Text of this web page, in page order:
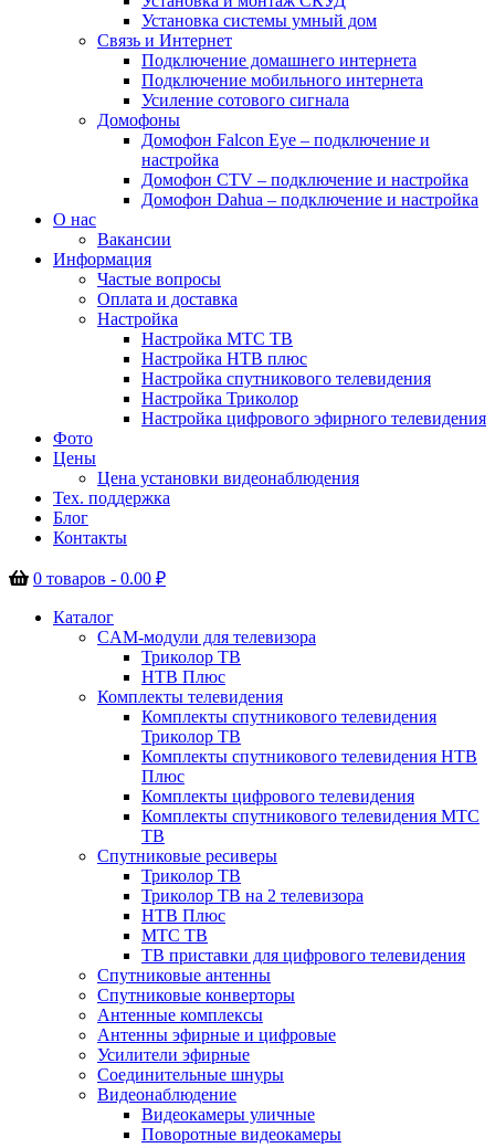
Установка системы умный дом
Связь и Интернет
Подключение домашнего интернета
Подключение мобильного интернета
Усиление сотового сигнала
Домофоны
Домофон Falcon Eye – подключение и
настройка
Домофон CTV – подключение и настройка
Домофон Dahua – подключение и настройка
О нас
Вакансии
Информация
Частые вопросы
Оплата и доставка
Настройка
Настройка МТС ТВ
Настройка НТВ плюс
Настройка спутникового телевидения
Настройка Триколор
Настройка цифрового эфирного телевидения
Фото
Цены
Цена установки видеонаблюдения
Тех. поддержка
Блог
Контакты
0 товаров - 0.00 ₽
Каталог
CAM-модули для телевизора
Триколор ТВ
НТВ Плюс
Комплекты телевидения
Комплекты спутникового телевидения
Триколор ТВ
Комплекты спутникового телевидения НТВ
Плюс
Комплекты цифрового телевидения
Комплекты спутникового телевидения МТС
ТВ
Спутниковые ресиверы
Триколор ТВ
Триколор ТВ на 2 телевизора
НТВ Плюс
МТС ТВ
ТВ приставки для цифрового телевидения
Спутниковые антенны
Спутниковые конверторы
Антенные комплексы
Антенны эфирные и цифровые
Усилители эфирные
Соединительные шнуры
Видеонаблюдение
Видеокамеры уличные
Поворотные видеокамеры